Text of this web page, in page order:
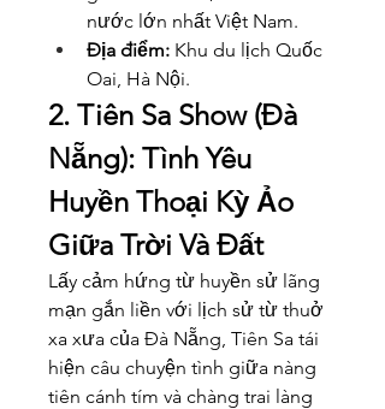
nước lớn nhất Việt Nam.
Địa điểm: Khu du lịch Quốc
Oai, Hà Nội.
2. Tiên Sa Show (Đà
Nẵng): Tình Yêu
Huyền Thoại Kỳ Ảo
Giữa Trời Và Đất
Lấy cảm hứng từ huyền sử lãng
mạn gắn liền với lịch sử từ thuở
xa xưa của Đà Nẵng, Tiên Sa tái
hiện câu chuyện tình giữa nàng
tiên cánh tím và chàng trai làng